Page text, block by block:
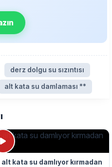
derz dolgu su sızıntısı
alt kata su damlaması **
kata su damlıyor kırmadan